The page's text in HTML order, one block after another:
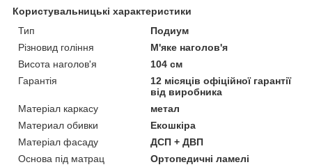
Користувальницькі характеристики
Тип
Подиум
Різновид гоління
М'яке наголов'я
Висота наголов'я
104 см
Гарантія
12 місяців офіційної гарантії
від виробника
Матеріал каркасу
метал
Материал обивки
Екошкіра
Матеріал фасаду
ДСП + ДВП
Основа під матрац
Ортопедичні ламелі